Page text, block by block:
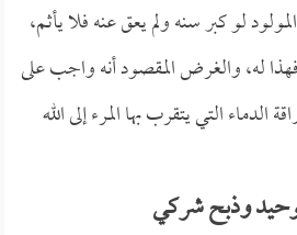
لو كبر سنه ولم يعق عنه فلا يأثم،
له، والغرض المقصود أنه واجب على
الدماء التي يتقرب بها المرء إلى الله
وذبح شركي